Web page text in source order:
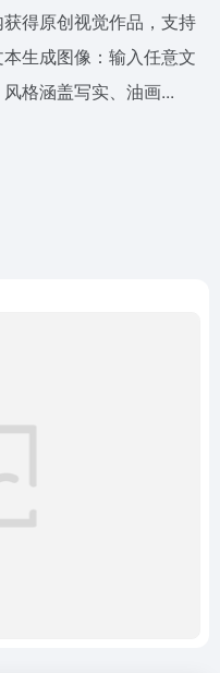
得原创视觉作品，支持
生成图像：输入任意文
格涵盖写实、油画...